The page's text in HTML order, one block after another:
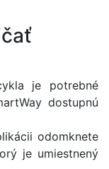
je potrebné
dostupnú
odomknete
je umiestnený